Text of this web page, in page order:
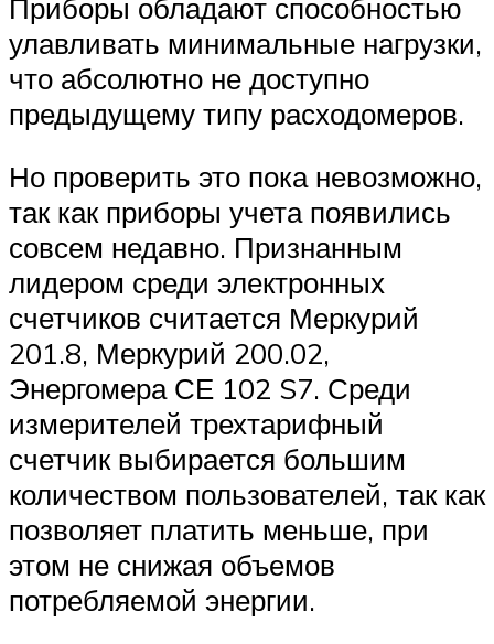
Приборы обладают способностью
улавливать минимальные нагрузки,
что абсолютно не доступно
предыдущему типу расходомеров.
Но проверить это пока невозможно,
так как приборы учета появились
совсем недавно. Признанным
лидером среди электронных
счетчиков считается Меркурий
201.8, Меркурий 200.02,
Энергомера СЕ 102 S7. Среди
измерителей трехтарифный
счетчик выбирается большим
количеством пользователей, так как
позволяет платить меньше, при
этом не снижая объемов
потребляемой энергии.